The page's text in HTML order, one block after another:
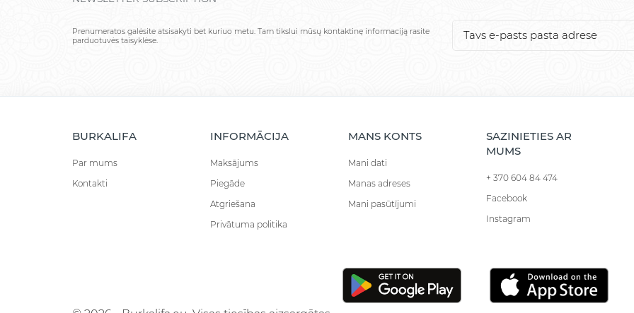
Prenumeratos galėsite atsisakyti bet kuriuo metu. Tam tikslui mūsų kontaktinę informaciją rasite
parduotuvės taisyklėse.
BURKALIFA
Par mums
Kontakti
INFORMĀCIJA
Maksājums
Piegāde
Atgriešana
Privātuma politika
MANS KONTS
Mani dati
Manas adreses
Mani pasūtījumi
SAZINIETIES AR
MUMS
+ 370 604 84 474
Facebook
Instagram